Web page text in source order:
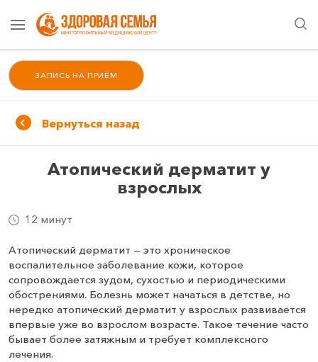
ЗАПИСЬ НА ПРИЁМ
Вернуться назад
Атопический дерматит у
взрослых
12 минут
Атопический дерматит — это хроническое
воспалительное заболевание кожи, которое
сопровождается зудом, сухостью и периодическими
обострениями. Болезнь может начаться в детстве, но
нередко атопический дерматит у взрослых развивается
впервые уже во взрослом возрасте. Такое течение часто
бывает более затяжным и требует комплексного
лечения.